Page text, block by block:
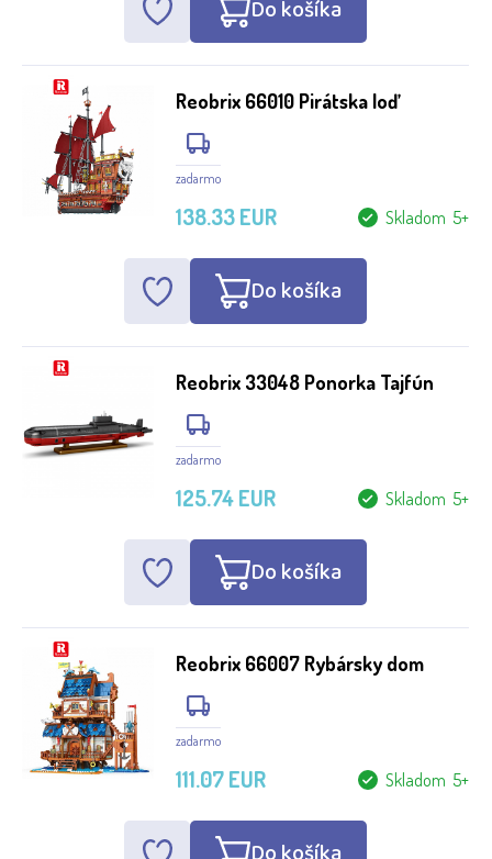
Do košíka
Reobrix 66010 Pirátska loď
zadarmo
Skladom 5+
138.33 EUR
Do košíka
Reobrix 33048 Ponorka Tajfún
zadarmo
Skladom 5+
125.74 EUR
Do košíka
Reobrix 66007 Rybársky dom
zadarmo
Skladom 5+
111.07 EUR